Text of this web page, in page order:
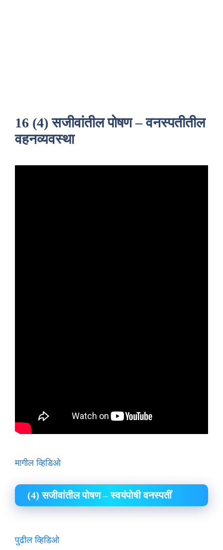
16 (4) सजीवांतील पोषण – वनस्पतीतील
वहनव्यवस्था
मागील व्हिडिओ
(4) सजीवांतील पोषण – स्वयंपोषी वनस्पतीं
पुढील व्हिडिओ